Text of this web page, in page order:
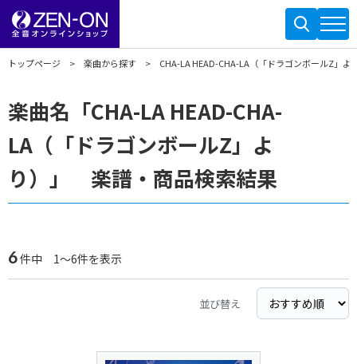
トップページ 楽曲から探す CHA-LA HEAD-CHA-LA（「ドラゴンボールZ」よ
楽曲名「CHA-LA HEAD-CHA-
LA（「ドラゴンボールZ」よ
り）」 楽譜・商品検索結果
6件中 1～6件を表示
並び替え